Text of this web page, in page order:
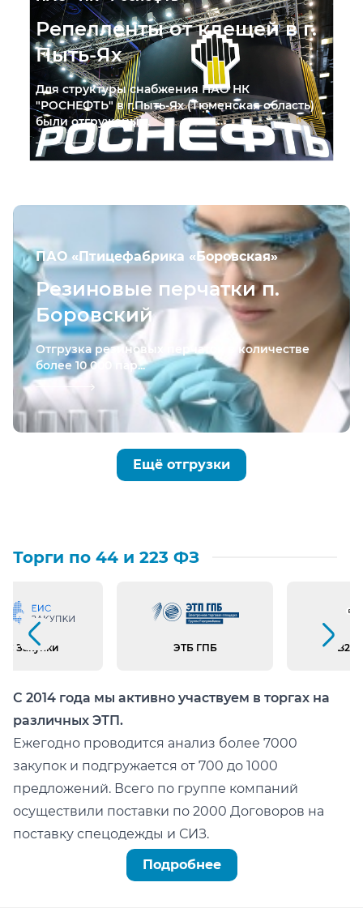
Репелленты от клещей в г.
Пыть-Ях
Для структуры снабжения ПАО НК
"РОСНЕФТЬ" в г.Пыть-Ях (Тюменская область)
были отгружены ...
ПАО «Птицефабрика «Боровская»
Резиновые перчатки п.
Боровский
Отгрузка резиновых перчаток в количестве
более 10 000 пар...
Ещё отгрузки
Торги по 44 и 223 ФЗ
Закупки ЭТБ ГПБ B2B
Предыдущий слайд
Следующий слайд
С 2014 года мы активно участвуем в торгах на
различных ЭТП.
Ежегодно проводится анализ более 7000
закупок и подгружается от 700 до 1000
предложений. Всего по группе компаний
осуществили поставки по 2000 Договоров на
поставку спецодежды и СИЗ.
Можно легко проверить тот факт, что мы:
не состоим в реестре недобросовестных
Подробнее